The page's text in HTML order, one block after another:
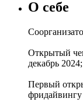
О себе
Открытый
декабрь 2024;
Первый
фридайвингу